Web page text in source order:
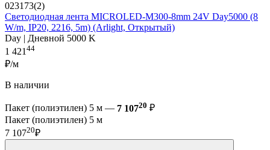
023173(2)
Светодиодная лента MICROLED-M300-8mm 24V Day5000 (8
W/m, IP20, 2216, 5m) (Arlight, Открытый)
Day | Дневной 5000 K
1 421 44
₽/м
В наличии
Пакет (полиэтилен) 5 м — 7 10720 ₽
Пакет (полиэтилен) 5 м
7 10720₽